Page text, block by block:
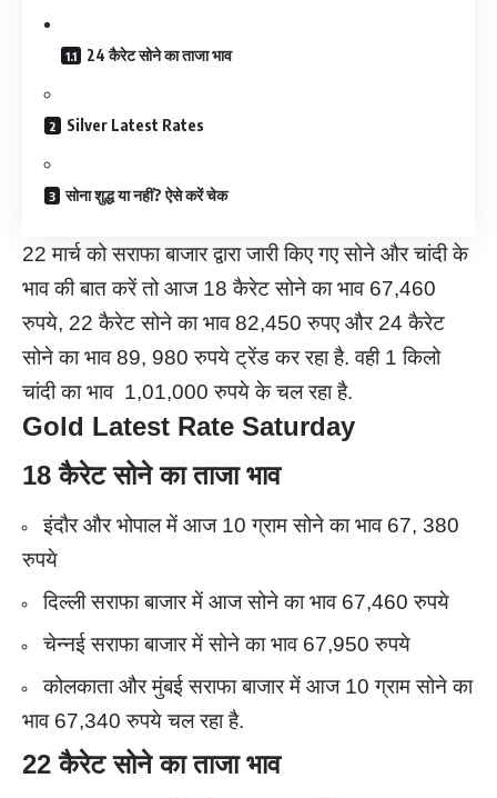
24 कैरेट सोने का ताजा भाव
Silver Latest Rates
सोना शुद्ध या नहीं? ऐसे करें चेक
22 मार्च को सराफा बाजार द्वारा जारी किए गए सोने और चांदी के
भाव की बात करें तो आज 18 कैरेट सोने का भाव 67,460
रुपये, 22 कैरेट सोने का भाव 82,450 रुपए और 24 कैरेट
सोने का भाव 89, 980 रुपये ट्रेंड कर रहा है. वही 1 किलो
चांदी का भाव 1,01,000 रुपये के चल रहा है.
Gold Latest Rate Saturday
18 कैरेट सोने का ताजा भाव
इंदौर और भोपाल में आज 10 ग्राम सोने का भाव 67, 380
रुपये
दिल्ली सराफा बाजार में आज सोने का भाव 67,460 रुपये
चेन्नई सराफा बाजार में सोने का भाव 67,950 रुपये
कोलकाता और मुंबई सराफा बाजार में आज 10 ग्राम सोने का
भाव 67,340 रुपये चल रहा है.
22 कैरेट सोने का ताजा भाव